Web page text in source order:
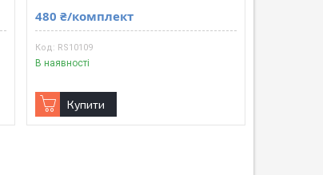
480 ₴/комплект
RS10109
В наявності
Купити